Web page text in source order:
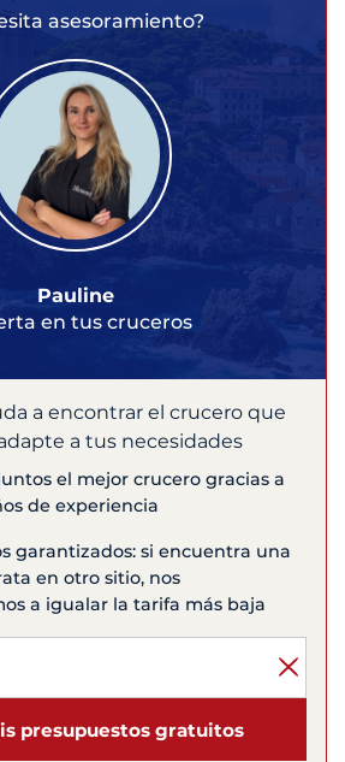
asesoramiento?
Pauline
en tus cruceros
a encontrar el crucero que
a tus necesidades
el mejor crucero gracias a
de experiencia
garantizados: si encuentra una
en otro sitio, nos
a igualar la tarifa más baja
presupuestos gratuitos